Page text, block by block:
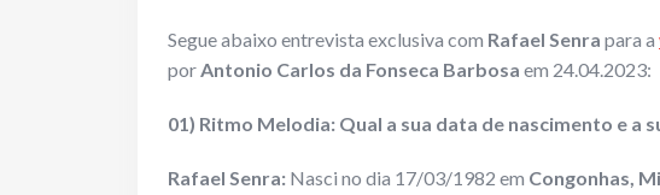
Segue abaixo entrevista exclusiva com Rafael Senra para a
porAntonio Carlos da Fonseca Barbosa em 24.04.2023:
01) Ritmo Melodia: Qual a sua data de nascimento e a
Rafael Senra: Nasci no dia 17/03/1982 em Congonhas,